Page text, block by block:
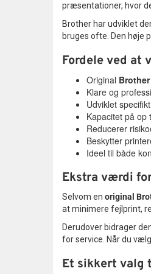
præsentationer, hvor
Brother har udviklet
bruges ofte. Den høje
Fordele ved at
Original
Klare og
Udviklet
Kapacitet på op
Reducerer
Beskytter
Ideel til både
Ekstra værdi
Selvom en original
at minimere fejlprint,
Derudover bidrager
for service. Når du
Et sikkert valg